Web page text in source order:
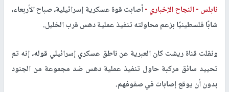
نابلس -النجاح الإخباري -أصابت قوة عسكرية إسرائيلية، صباح الأربعاء،
شابًا فلسطينيًا بزعم محاولته تنفيذ عملية دهس قرب الخليل.
ونقلت قناة ريشت كان العبرية عن ناطق عسكري إسرائيلي قوله، إنه تم
تحييد سائق مركبة حاول تنفيذ عملية دهس ضد مجموعة من الجنود
بدون أن يوقع إصابات في صفوفهم.